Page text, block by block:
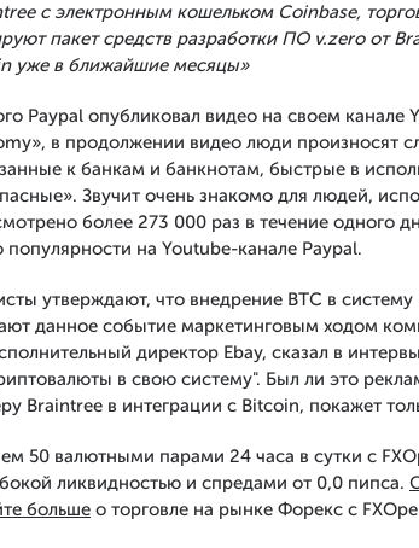
с электронным кошельком Coinbase,
пакет средств разработки ПО v.zero от
уже в ближайшие месяцы»
Paypal опубликовал видео на своем канале
в продолжении видео люди произносят
к банкам и банкнотам, быстрые в
Звучит очень знакомо для людей,
более 273 000 раз в течение одного
на Youtube-канале Paypal.
утверждают, что внедрение BTC в
данное событие маркетинговым ходом
директор Ebay, сказал в
в свою систему". Был ли это
Braintree в интеграции с Bitcoin, покажет
50 валютными парами 24 часа в сутки с
ликвидностью и спредами от 0,0 пипса.
больше о торговле на рынке Форекс с